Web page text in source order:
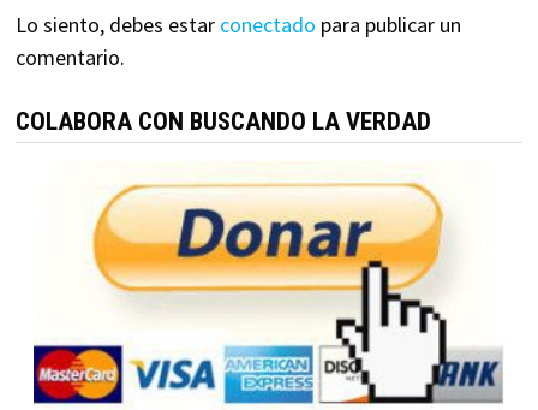
Lo siento, debes estar conectado para publicar un
comentario.
COLABORA CON BUSCANDO LA VERDAD